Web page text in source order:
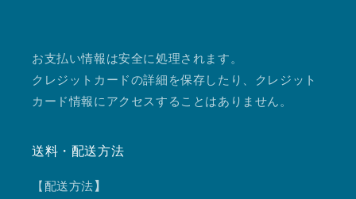
お支払い情報は安全に処理されます。
クレジットカードの詳細を保存したり、クレジット
カード情報にアクセスすることはありません。
送料・配送方法
【配送方法】